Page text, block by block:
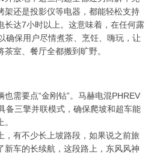
架还是投影仪等电器，都能轻松支持
长达7小时以上。这意味着，在任何露
确保用户尽情煮茶、烹饪、嗨玩，让
室、餐厅全都搬到旷野。
需要点“金刚钻”。马赫电混PHREV
备三擎并联模式，确保爬坡和超车能
，有不少长上坡路段，如果说之前旅
新车的长续航，这段路上，东风风神